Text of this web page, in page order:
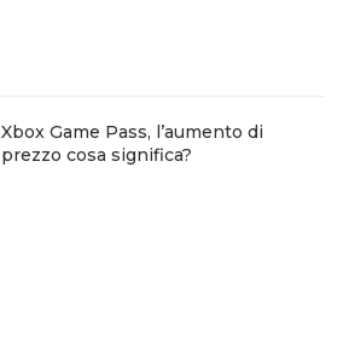
Xbox Game Pass, l’aumento di
prezzo cosa significa?